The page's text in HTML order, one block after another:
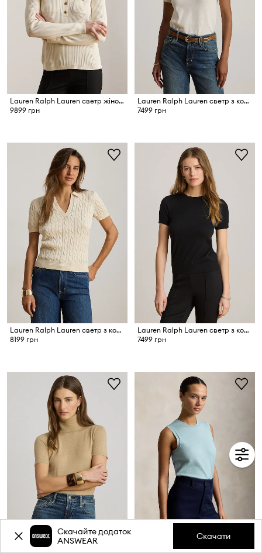
Lauren Ralph Lauren светр жіночий з віскозою
9899 грн
Lauren Ralph Lauren светр з короткими рукавами жіночий з модалем
7499 грн
Lauren Ralph Lauren светр з короткими рукавами жіночий з віскозою
8199 грн
Lauren Ralph Lauren светр з короткими рукавами жіночий з модалем
7499 грн
Скачайте додаток
ANSWEAR
Скачати